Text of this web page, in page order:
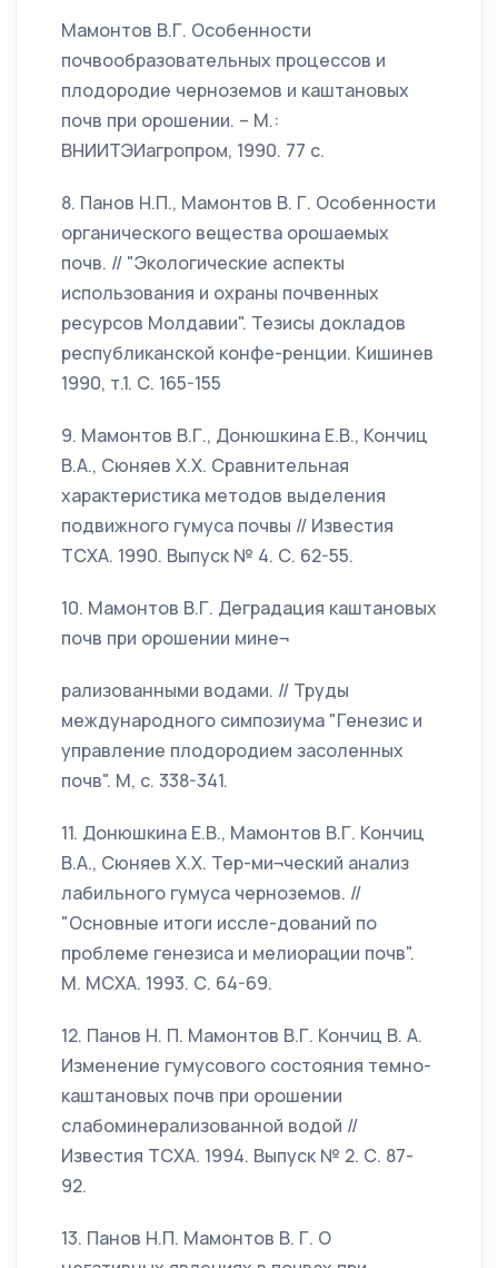
Мамонтов В.Г. Особенности
почвообразовательных процессов и
плодородие черноземов и каштановых
почв при орошении. – М.:
ВНИИТЭИагропром, 1990. 77 с.
8. Панов Н.П., Мамонтов В. Г. Особенности
органического вещества орошаемых
почв. // "Экологические аспекты
использования и охраны почвенных
ресурсов Молдавии". Тезисы докладов
республиканской конфе-ренции. Кишинев
1990, т.1. С. 165-155
9. Мамонтов В.Г., Донюшкина Е.В., Кончиц
В.А., Сюняев Х.Х. Сравнительная
характеристика методов выделения
подвижного гумуса почвы // Известия
ТСХА. 1990. Выпуск № 4. С. 62-55.
10. Мамонтов В.Г. Деградация каштановых
почв при орошении мине¬
рализованными водами. // Труды
международного симпозиума "Генезис и
управление плодородием засоленных
почв". М, с. 338-341.
11. Донюшкина Е.В., Мамонтов В.Г. Кончиц
В.А., Сюняев Х.Х. Тер-ми¬ческий анализ
лабильного гумуса черноземов. //
"Основные итоги иссле-дований по
проблеме генезиса и мелиорации почв".
М. МСХА. 1993. С. 64-69.
12. Панов Н. П. Мамонтов В.Г. Кончиц В. А.
Изменение гумусового состояния темно-
каштановых почв при орошении
слабоминерализованной водой //
Известия ТСХА. 1994. Выпуск № 2. С. 87-
92.
13. Панов H.П. Мамонтов В. Г. О